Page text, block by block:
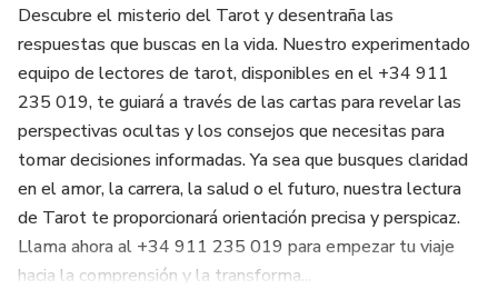
Toma el Control de tus Finanzas
Descubre cómo puedes tomar las riendas de tu destino
financiero. Nuestros expertos tarotistas te ayudarán a
comprender y mejorar tus perspectivas económicas. 🚀
No esperes más para desbloquear tu fortuna financiera.
Llama ahora al 📞📞📞 +34 911 235 019 📞📞📞 para
empezar a transformar tus finanzas. 💼
Descubre el misterio del Tarot y desentraña las
respuestas que buscas en la vida. Nuestro experimentado
equipo de lectores de tarot, disponibles en el +34 911
235 019, te guiará a través de las cartas para revelar las
perspectivas ocultas y los consejos que necesitas para
tomar decisiones informadas. Ya sea que busques claridad
en el amor, la carrera, la salud o el futuro, nuestra lectura
de Tarot te proporcionará orientación precisa y perspicaz.
Llama ahora al +34 911 235 019 para empezar tu viaje
hacia la comprensión y la transforma...